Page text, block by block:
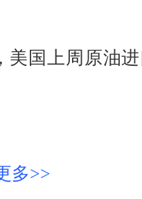
国上周原油进
多>>